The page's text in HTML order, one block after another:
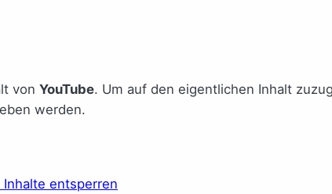
von YouTube. Um auf den eigentlichen Inhalt
werden.
entsperren